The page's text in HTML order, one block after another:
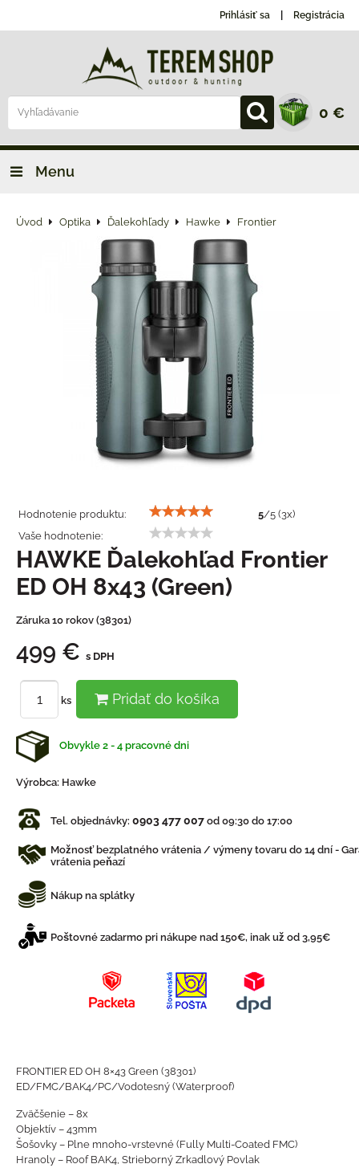
Prihlásiť sa Registrácia
0 €
Menu
Úvod Optika Ďalekohľady Hawke Frontier
Hodnotenie produktu: 5/5 (3x)
Vaše hodnotenie:
HAWKE Ďalekohľad Frontier
ED OH 8x43 (Green)
Záruka 10 rokov (38301)
499 € s DPH
ks Pridať do košíka
Obvykle 2 - 4 pracovné dni
Výrobca: Hawke
Tel. objednávky: 0903 477 007 od 09:30 do 17:00
Možnosť bezplatného vrátenia / výmeny tovaru do 14 dní -
vrátenia peňazí
Nákup na splátky
Poštovné zadarmo pri nákupe nad 150€, inak už od 3,95€
FRONTIER ED OH 8×43 Green (38301)
ED/FMC/BAK4/PC/Vodotesný (Waterproof)
Zväčšenie – 8x
Objektív – 43mm
Šošovky – Plne mnoho-vrstevné (Fully Multi-Coated FMC)
Hranoly – Roof BAK4, Strieborný Zrkadlový Povlak